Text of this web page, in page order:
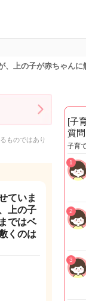
、上の子が赤ちゃん
ものではあり
ていま
上の子
ではベ
くのは
[子
質
子育
1
2
3